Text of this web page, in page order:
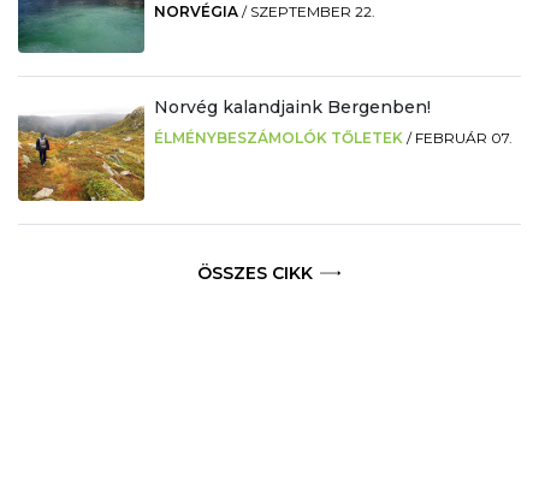
NORVÉGIA / SZEPTEMBER 22.
Norvég kalandjaink Bergenben!
ÉLMÉNYBESZÁMOLÓK TŐLETEK / FEBRUÁR 07.
ÖSSZES CIKK